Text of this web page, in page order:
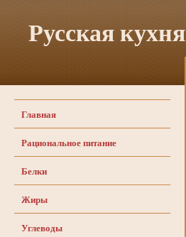
Русская кухня
Главная
Рациональное питание
Белки
Жиры
Углеводы